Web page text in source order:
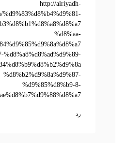
http://alriyadh-
%d9%83%d8%b4%d9%81-
%d8%aa-
%d8%a8%d8%ad%d9%89-
%d8%b2%d9%8a%d9%87-
%d9%85%d8%b9-8-
رد